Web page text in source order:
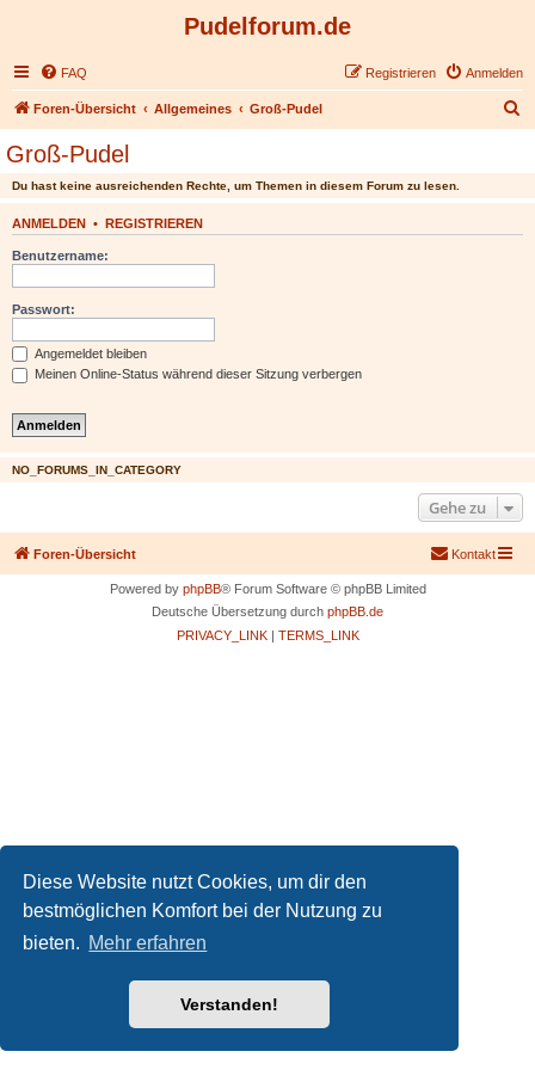
Diese Website nutzt Cookies, um dir den
bestmöglichen Komfort bei der Nutzung zu
bieten. Mehr erfahren
Verstanden!
Pudelforum.de
FAQ Anmelden
Registrieren
Foren-Übersicht Allgemeines Groß-Pudel
Groß-Pudel
Du hast keine ausreichenden Rechte, um Themen in diesem Forum zu lesen.
ANMELDEN • REGISTRIEREN
Benutzername:
Passwort:
Angemeldet bleiben
Meinen Online-Status während dieser Sitzung verbergen
NO_FORUMS_IN_CATEGORY
Gehe zu
Foren-Übersicht Kontakt
Powered by phpBB® Forum Software © phpBB Limited
Deutsche Übersetzung durch phpBB.de
PRIVACY_LINK| TERMS_LINK